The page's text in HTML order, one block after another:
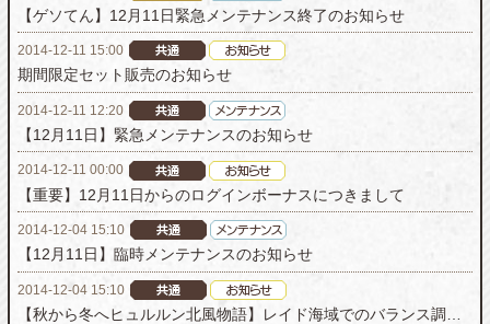
【ゲソてん】12月11日緊急メンテナンス終了のお知らせ
2014-12-11 15:00
期間限定セット販売のお知らせ
2014-12-11 12:20
【12月11日】緊急メンテナンスのお知らせ
2014-12-11 00:00
【重要】12月11日からのログインボーナスにつきまして
2014-12-04 15:10
【12月11日】臨時メンテナンスのお知らせ
2014-12-04 15:10